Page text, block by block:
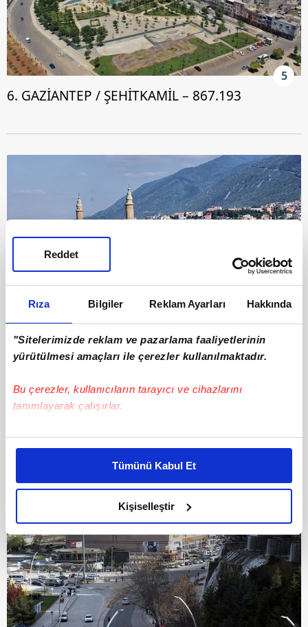
Rıza Bilgiler Reklam Ayarları Hakkında
"Sitelerimizde reklam ve pazarlama faaliyetlerinin
yürütülmesi amaçları ile çerezler kullanılmaktadır.
Bu çerezler, kullanıcıların tarayıcı ve cihazlarını
tanımlayarak çalışırlar.
Bu çerezlere izin vermeniz halinde sizlere özel
daha iyi reklam deneyimi yaşatabiliriz. Bunu yaparken
amacımızın size daha iyi bir reklam deneyimi sunmak
olduğunu ve sizlere en iyi içerikleri sunabilmek adına
elimizden gelen çabayı gösterdiğimizi ve bu noktada,
reklamların maliyetlerimizi karşılamak noktasında tek gelir
kalemimiz olduğunu sizlere hatırlatmak isteriz.
Her halükârda, kullanıcılar, bu çerezlere izin vermedikleri
takdirde, kullanıcılara hedefli reklamlar
gösterilmeyecektir."
Tümünü Kabul Et
Kişiselleştir
Reddet
5
6. GAZİANTEP / ŞEHİTKAMİL – 867.193